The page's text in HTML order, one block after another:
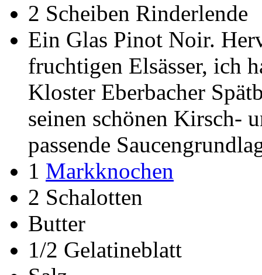
2 Scheiben Rinderlende
Ein Glas Pinot Noir.
fruchtigen Elsässer, ich
Kloster Eberbacher
seinen schönen Kirsch-
passende
1 Markknochen
2 Schalotten
Butter
1/2 Gelatineblatt